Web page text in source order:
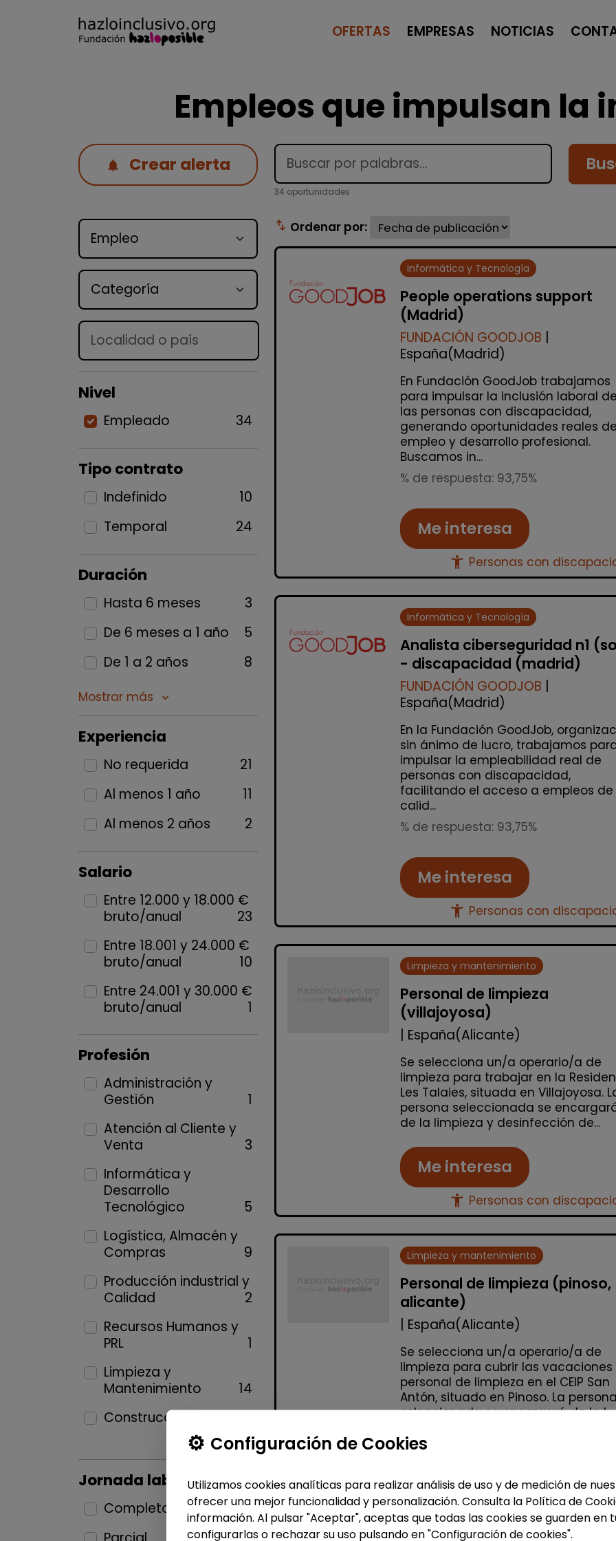
OFERTAS EMPRESAS NOTICIAS
Empleos que impulsan la
Crear alerta
Tipo de oferta
Categoría
Lugar
Nivel
Empleado 34
Tipo contrato
Indefinido
10
Temporal
24
Duración
Hasta 6 meses
3
De 6 meses a 1 año
5
De 1 a 2 años
8
Mostrar más keyboard_arrow_down
Experiencia
No requerida
21
Al menos 1 año
11
Al menos 2 años
2
Salario
Entre 12.000 y 18.000 €
bruto/anual
23
Entre 18.001 y 24.000 €
bruto/anual
10
Entre 24.001 y 30.000 €
bruto/anual
1
Profesión
Administración y
Gestión
1
Atención al Cliente y
Venta
3
Informática y
Desarrollo
Tecnológico
5
Logística, Almacén y
Compras
9
Producción industrial y
Calidad
2
Recursos Humanos y
PRL
1
Limpieza y
Mantenimiento
14
Construcción y Oficios
1
Jornada laboral
Completa
27
34 oportunidades
swap_vert Ordenar por:
Informática y Tecnología
People operations support
(Madrid)
FUNDACIÓN GOODJOB |
España(Madrid)
En Fundación GoodJob trabajamos
para impulsar la inclusión laboral de
las personas con discapacidad,
generando oportunidades reales de
empleo y desarrollo profesional.
Buscamos in...
% de respuesta: 93,75%
Me interesa
accessibility_new Personas con
Informática y Tecnología
Analista ciberseguridad n1
- discapacidad (madrid)
FUNDACIÓN GOODJOB |
España(Madrid)
En la Fundación GoodJob,
sin ánimo de lucro, trabajamos
impulsar la empleabilidad real de
personas con discapacidad,
facilitando el acceso a empleos de
calid...
% de respuesta: 93,75%
Me interesa
accessibility_new Personas con
Limpieza y mantenimiento
Personal de limpieza
(villajoyosa)
| España(Alicante)
Se selecciona un/a operario/a de
limpieza para trabajar en la
Les Talaies, situada en Villajoyosa.
persona seleccionada se
de la limpieza y desinfección de...
Me interesa
accessibility_new Personas con
Limpieza y mantenimiento
Personal de limpieza (pinoso,
alicante)
| España(Alicante)
Se selecciona un/a operario/a de
limpieza para cubrir las vacaciones
personal de limpieza en el CEIP San
Antón, situado en Pinoso. La persona
seleccionada se encargará de la l...
Me interesa
accessibility_newPersonas con
Configuración de Cookies
Utilizamos cookies analíticas para realizar análisis de uso y de medición de
ofrecer una mejor funcionalidad y personalización. Consulta la Política de
información. Al pulsar "Aceptar", aceptas que todas las cookies se guarden en
configurarlas o rechazar su uso pulsando en "Configuración de cookies".